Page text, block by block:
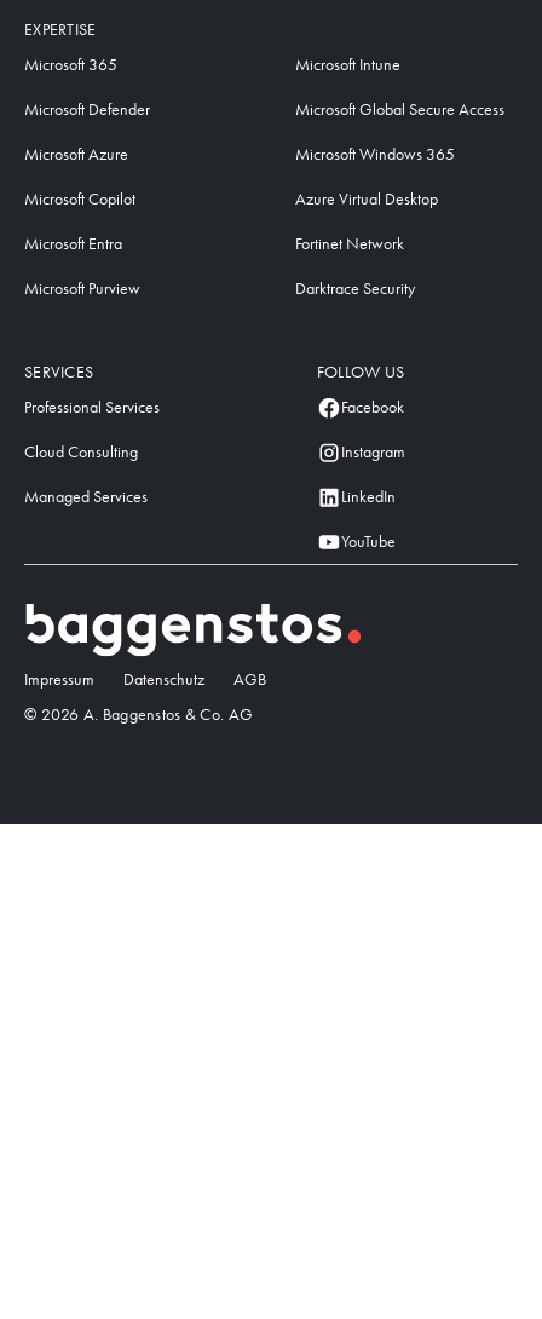
SERVICES
Professional Services
Cloud Consulting
Managed Services
EXPERTISE
Microsoft 365
Microsoft Defender
Microsoft Azure
Microsoft Copilot
Microsoft Entra
Microsoft Purview
Microsoft Intune
Microsoft Global Secure Access
Microsoft Windows 365
Azure Virtual Desktop
Fortinet Network
Darktrace Security
FOLLOW US
Facebook
Instagram
LinkedIn
YouTube
Impressum Datenschutz
AGB
© 2026 A. Baggenstos & Co. AG